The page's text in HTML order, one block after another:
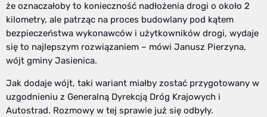
że oznaczałoby to konieczność nadłożenia drogi o około 2
kilometry, ale patrząc na proces budowlany pod kątem
bezpieczeństwa wykonawców i użytkowników drogi, wydaje
się to najlepszym rozwiązaniem – mówi Janusz Pierzyna,
wójt gminy Jasienica.
Jak dodaje wójt, taki wariant miałby zostać przygotowany w
uzgodnieniu z Generalną Dyrekcją Dróg Krajowych i
Autostrad. Rozmowy w tej sprawie już się odbyły.